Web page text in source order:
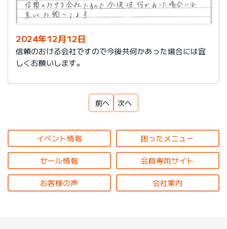
2024年12月12日
信頼のおける会社ですので今後共何かあった場合には宜
しくお願いします。
前へ 次へ
イベント情報 困ったメニュー
セール情報 会員専用サイト
お客様の声 会社案内